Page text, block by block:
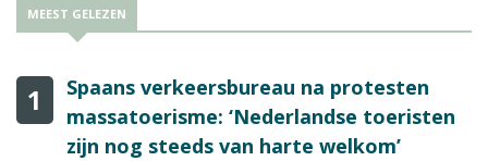
MEEST GELEZEN
1
Spaans verkeersbureau na protesten
massatoerisme: ‘Nederlandse toeristen
zijn nog steeds van harte welkom’